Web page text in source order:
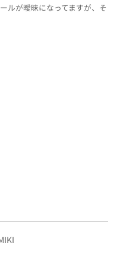
ルが曖昧になってますが、そ